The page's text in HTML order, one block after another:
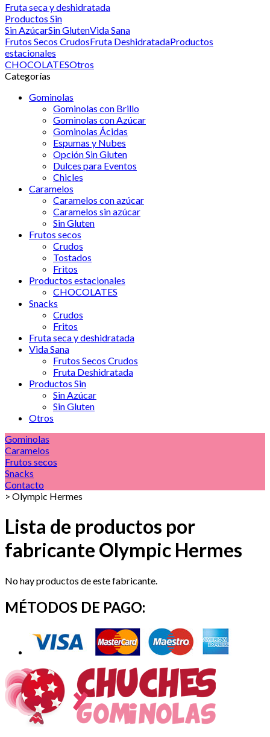
Fruta seca y deshidratada
Productos Sin
Sin AzúcarSin GlutenVida Sana
Frutos Secos CrudosFruta DeshidratadaProductos
estacionales
CHOCOLATESOtros
Categorías
Gominolas
Gominolas con Brillo
Gominolas con Azúcar
Gominolas Ácidas
Espumas y Nubes
Opción Sin Gluten
Dulces para Eventos
Chicles
Caramelos
Caramelos con azúcar
Caramelos sin azúcar
Sin Gluten
Frutos secos
Crudos
Tostados
Fritos
Productos estacionales
CHOCOLATES
Snacks
Crudos
Fritos
Fruta seca y deshidratada
Vida Sana
Frutos Secos Crudos
Fruta Deshidratada
Productos Sin
Sin Azúcar
Sin Gluten
Otros
Gominolas
Caramelos
Frutos secos
Snacks
Contacto
> Olympic Hermes
Lista de productos por
fabricante Olympic Hermes
No hay productos de este fabricante.
MÉTODOS DE PAGO: